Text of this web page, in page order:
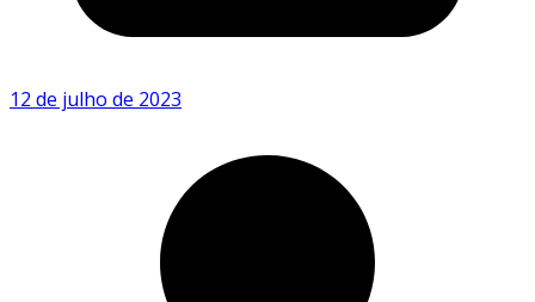
12 de julho de 2023